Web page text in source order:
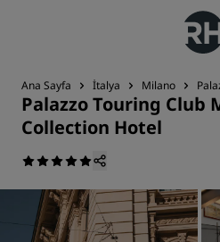
Ana Sayfa İtalya Milano
Palazzo Touring Club
Collection Hotel